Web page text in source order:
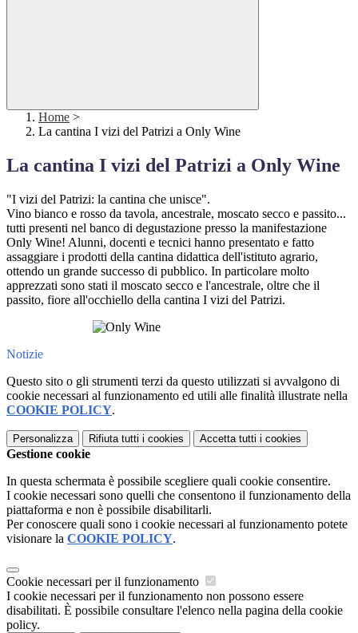
Home >
La cantina I vizi del Patrizi a Only Wine
La cantina I vizi del Patrizi a Only Wine
"I vizi del Patrizi: la cantina che unisce".
Vino bianco e rosso da tavola, ancestrale, moscato secco e passito...
tutti presenti nel banco di degustazione presso la manifestazione
Only Wine! Alunni, docenti e tecnici hanno presentato e fatto
assaggiare i prodotti della cantina didattica dell'istituto agrario,
ottendo un grande successo di pubblico. In particolare molto
apprezzati sono stati il moscato secco e l'ancestrale, oltre che il
passito, fiore all'occhiello della cantina I vizi del Patrizi.
Notizie
Questo sito o gli strumenti terzi da questo utilizzati si avvalgono di
cookie necessari al funzionamento ed utili alle finalità illustrate nella
COOKIE POLICY.
Personalizza Rifiuta tutti i cookies Accetta tutti i cookies
Gestione cookie
In questa schermata è possibile scegliere quali cookie consentire.
I cookie necessari sono quelli che consentono il funzionamento della
piattaforma e non è possibile disabilitarli.
Per conoscere quali sono i cookie necessari al funzionamento potete
visionare la COOKIE POLICY.
Cookie necessari per il funzionamento
I cookie necessari per il funzionamento non possono essere
disabilitati. È possibile consultare l'elenco nella pagina della cookie
policy.